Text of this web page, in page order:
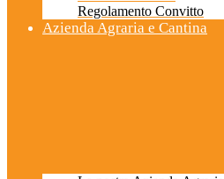
Regolamento Convitto
Azienda Agraria e Cantina